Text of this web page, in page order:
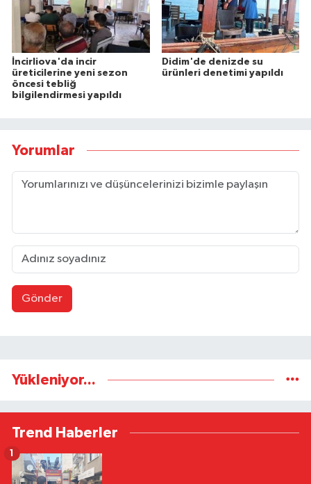
İncirliova'da incir
üreticilerine yeni sezon
öncesi tebliğ
bilgilendirmesi yapıldı
Didim'de denizde su
ürünleri denetimi yapıldı
Yorumlar
Gönder
Yükleniyor...
Trend Haberler
1